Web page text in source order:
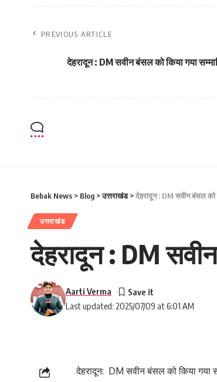
PREVIOUS ARTICLE
देहरादून : DM सवीन बंसल को किया गया
Bebak News > Blog >उत्तराखंड>देहरादून : DM सवीन बंसल को
उत्तराखंड
देहरादून : DM
Last updated: 2025/07/09 at 6:01 AM
Aarti Verma
देहरादून: DM सवीन बंसल को किया गया